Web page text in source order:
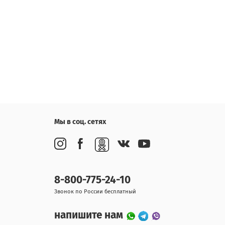
Мы в соц. сетях
8-800-775-24-10
Звонок по России бесплатный
напишите нам